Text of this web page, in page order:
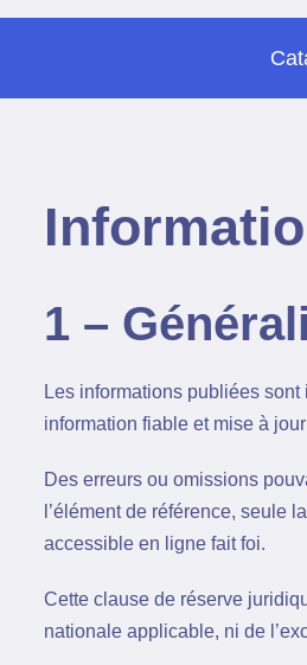
1 –
Les informations publiées
information fiable et mise à
Des erreurs ou omissions
l’élément de référence, seule
accessible en ligne fait foi.
Cette clause de réserve
nationale applicable, ni de